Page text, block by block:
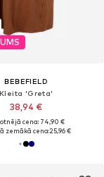
BEBEFIELD
Kleita 'Greta'
38,94 €
cena: 74,90 €
zemākā cena:25,96 €